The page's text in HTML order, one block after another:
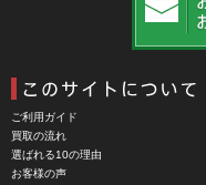
Cam Caddie（カムキャデ
Carhartt（カーハート）
Carl Zeiss Jena（カール
CASIO（カシオ）
ご利用ガイド
買取の流れ
選ばれる10の理由
お客様の声